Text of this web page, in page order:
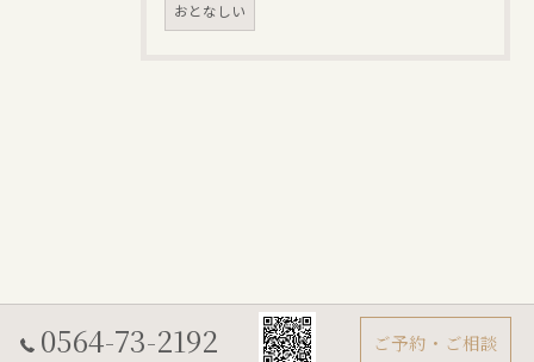
おとなしい
0564-73-2192 ご予約・ご相談